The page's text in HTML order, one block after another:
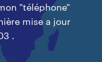
"téléphone"
mise a jour
.